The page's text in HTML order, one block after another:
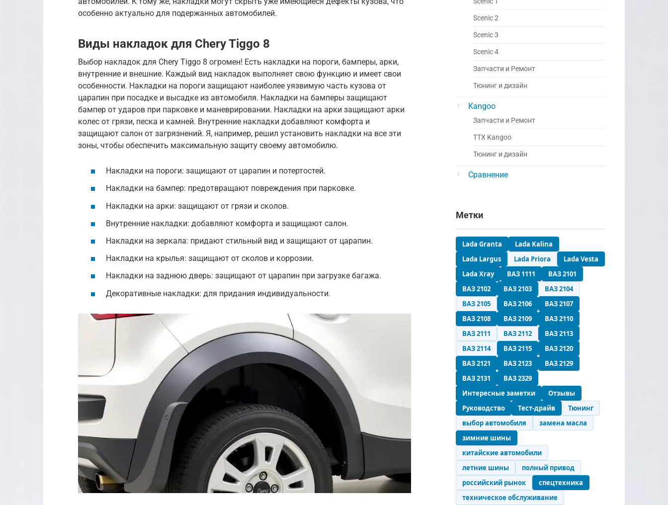
особенно актуально для подержанных автомобилей.
Виды накладок для Chery Tiggo 8
Выбор накладок для Chery Tiggo 8 огромен! Есть накладки на пороги, бамперы, арки,
внутренние и внешние. Каждый вид накладок выполняет свою функцию и имеет свои
особенности. Накладки на пороги защищают наиболее уязвимую часть кузова от
царапин при посадке и высадке из автомобиля. Накладки на бамперы защищают
бампер от ударов при парковке и маневрировании. Накладки на арки защищают арки
колес от грязи, песка и камней. Внутренние накладки добавляют комфорта и
защищают салон от загрязнений. Я, например, решил установить накладки на все эти
зоны, чтобы обеспечить максимальную защиту своему автомобилю.
Накладки на пороги: защищают от царапин и потертостей.
Накладки на бампер: предотвращают повреждения при парковке.
Накладки на арки: защищают от грязи и сколов.
Внутренние накладки: добавляют комфорта и защищают салон.
Накладки на зеркала: придают стильный вид и защищают от царапин.
Накладки на крылья: защищают от сколов и коррозии.
Накладки на заднюю дверь: защищают от царапин при загрузке багажа.
Декоративные накладки: для придания индивидуальности.
Scenic 2
Scenic 3
Scenic 4
Запчасти и Ремонт
Тюнинг и дизайн
Kangoo
Запчасти и Ремонт
ТТХ Kangoo
Тюнинг и дизайн
Сравнение
Метки
Lada Granta
Lada Kalina
Lada Largus
Lada Priora
Lada Vesta
Lada Xray
ВАЗ 1111
ВАЗ 2101
ВАЗ 2102
ВАЗ 2103
ВАЗ 2104
ВАЗ 2105
ВАЗ 2106
ВАЗ 2107
ВАЗ 2108
ВАЗ 2109
ВАЗ 2110
ВАЗ 2111
ВАЗ 2112
ВАЗ 2113
ВАЗ 2114
ВАЗ 2115
ВАЗ 2120
ВАЗ 2121
ВАЗ 2123
ВАЗ 2129
ВАЗ 2131
ВАЗ 2329
Интересные заметки
Отзывы
Руководство
Тест-драйв
Тюнинг
выбор автомобиля
замена масла
зимние шины
китайские автомобили
летние шины
полный привод
российский рынок
спецтехника
техническое обслуживание